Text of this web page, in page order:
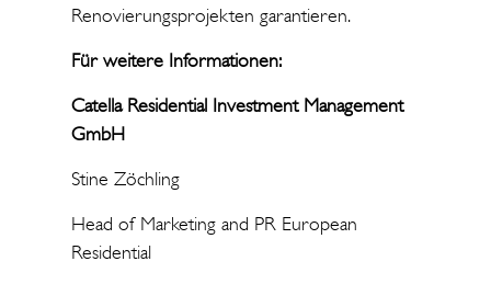
Renovierungsprojekten garantieren.
Für weitere Informationen:
Catella Residential Investment Management
GmbH
Stine Zöchling
Head of Marketing and PR European
Residential